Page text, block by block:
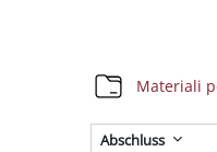
Materiali
Abschluss